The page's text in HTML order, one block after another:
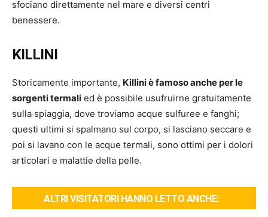
sfociano direttamente nel mare e diversi centri
benessere.
KILLINI
Storicamente importante, Killini è famoso anche per le
sorgenti termali ed è possibile usufruirne gratuitamente
sulla spiaggia, dove troviamo acque sulfuree e fanghi;
questi ultimi si spalmano sul corpo, si lasciano seccare e
poi si lavano con le acque termali, sono ottimi per i dolori
articolari e malattie della pelle.
ALTRI VISITATORI HANNO LETTO ANCHE: